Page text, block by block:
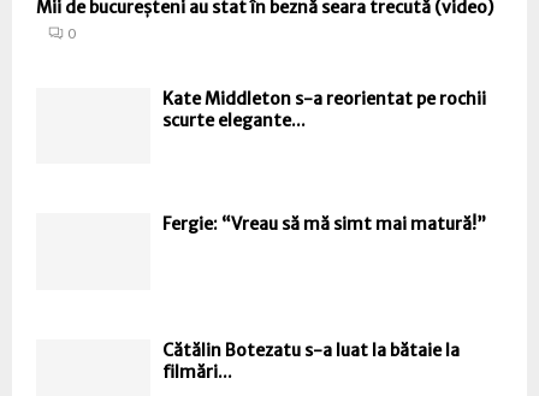
Mii de bucureșteni au stat în beznă seara trecută (video)
0
Kate Middleton s-a reorientat pe rochii
scurte elegante...
Fergie: “Vreau să mă simt mai matură!”
Cătălin Botezatu s-a luat la bătaie la
filmări...